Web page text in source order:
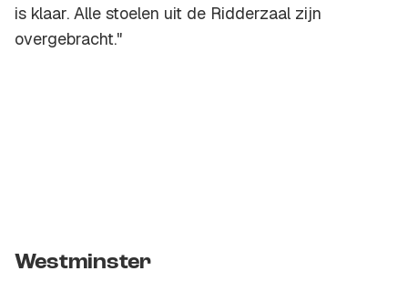
is klaar. Alle stoelen uit de Ridderzaal zijn
overgebracht."
Westminster